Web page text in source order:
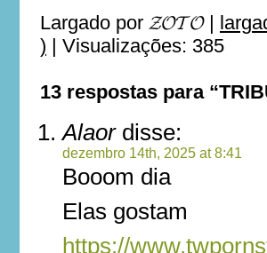
Largado por 𝓩𝓞𝓣𝓞|
) | Visualizações: 385
13 respostas para
Alaordisse:
dezembro 14th, 2025 at 8:41
Booom dia
Elas gostam
https://